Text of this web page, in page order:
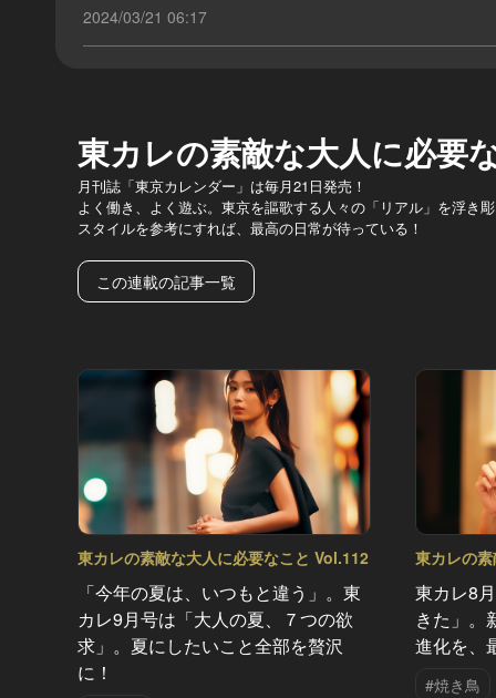
2024/03/21 06:17
東カレの素敵な大人に必要
月刊誌「東京カレンダー」は毎月21日発売！
よく働き、よく遊ぶ。東京を謳歌する人々の「リアル」を浮き
スタイルを参考にすれば、最高の日常が待っている！
この連載の記事一覧
東カレの素敵な大人に必要なこと Vol.112
「今年の夏は、いつもと違う」。東
カレ9月号は「大人の夏、７つの欲
求」。夏にしたいこと全部を贅沢
に！
東カレの
東カレ8
きた」。
進化を、
#焼き鳥